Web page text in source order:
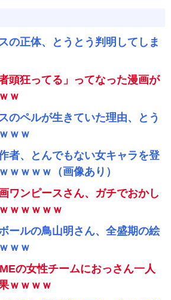
の正体、とうとう判明してしま
頭狂ってる」ってなった漫画が
ｗ
のペルが生きていた理由、とう
ｗｗ
者、とんでもない女キャラを登
ｗｗｗｗ（画像あり）
ワンピースさん、ガチでおかし
ｗｗｗｗｗ
ールの鳥山明さん、全盛期の絵
ｗｗ
の女性チームにおっさん一人
ｗｗｗｗ